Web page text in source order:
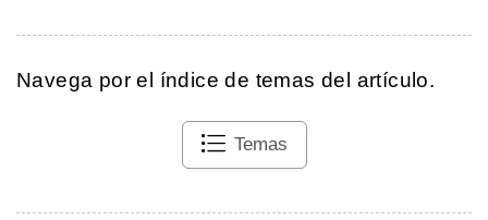
Navega por el índice de temas del artículo.
Temas